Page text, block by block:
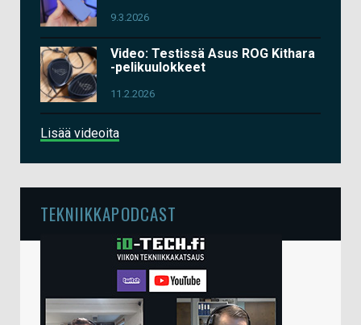
9.3.2026
Video: Testissä Asus ROG Kithara
-pelikuulokkeet
11.2.2026
Lisää videoita
TEKNIIKKAPODCAST